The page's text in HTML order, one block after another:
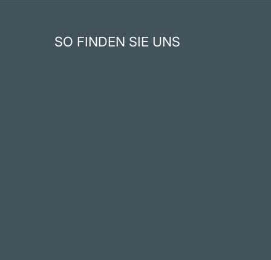
SO FINDEN SIE UNS